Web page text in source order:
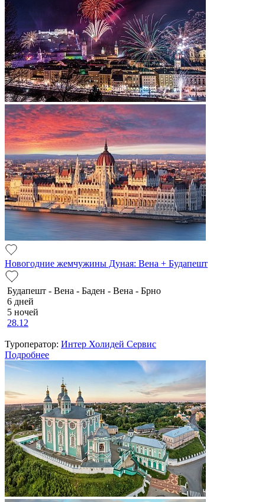
Новогодние жемчужины Дуная: Вена + Будапешт
Будапешт - Вена - Баден - Вена - Брно
6 дней
5 ночей
28.12
Туроператор: Интер Холидей Сервис
Подробнее